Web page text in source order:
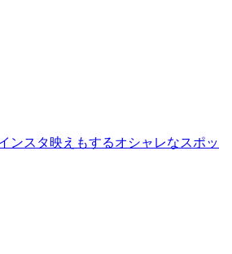
ンスタ映えもするオシャレなスポッ